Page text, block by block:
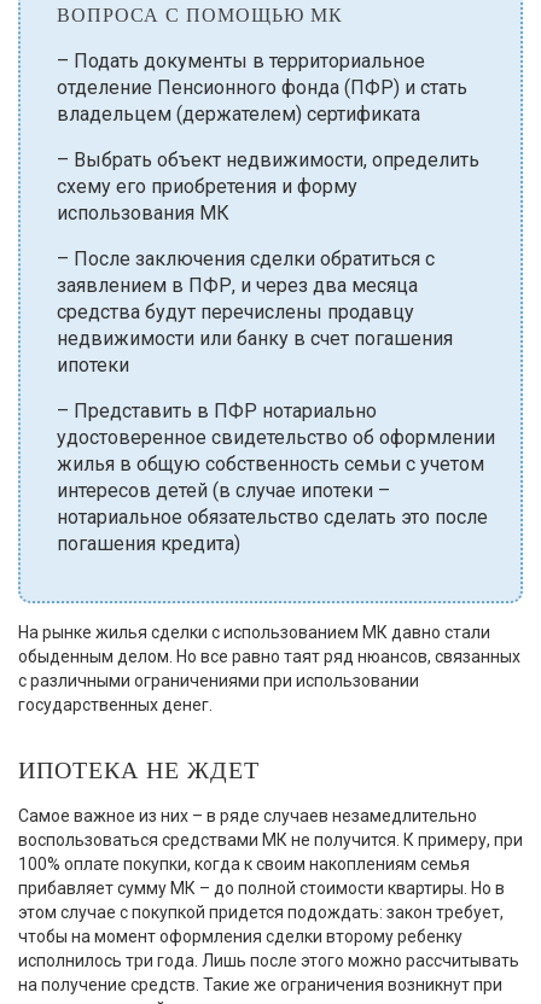
ВОПРОСА С ПОМОЩЬЮ МК
– Подать документы в территориальное
отделение Пенсионного фонда (ПФР) и стать
владельцем (держателем) сертификата
– Выбрать объект недвижимости, определить
схему его приобретения и форму
использования МК
– После заключения сделки обратиться с
заявлением в ПФР, и через два месяца
средства будут перечислены продавцу
недвижимости или банку в счет погашения
ипотеки
– Представить в ПФР нотариально
удостоверенное свидетельство об оформлении
жилья в общую собственность семьи с учетом
интересов детей (в случае ипотеки –
нотариальное обязательство сделать это после
погашения кредита)
На рынке жилья сделки с использованием МК давно стали
обыденным делом. Но все равно таят ряд нюансов, связанных
с различными ограничениями при использовании
государственных денег.
ИПОТЕКА НЕ ЖДЕТ
Самое важное из них – в ряде случаев незамедлительно
воспользоваться средствами МК не получится. К примеру, при
100% оплате покупки, когда к своим накоплениям семья
прибавляет сумму МК – до полной стоимости квартиры. Но в
этом случае с покупкой придется подождать: закон требует,
чтобы на момент оформления сделки второму ребенку
исполнилось три года. Лишь после этого можно рассчитывать
на получение средств. Такие же ограничения возникнут при